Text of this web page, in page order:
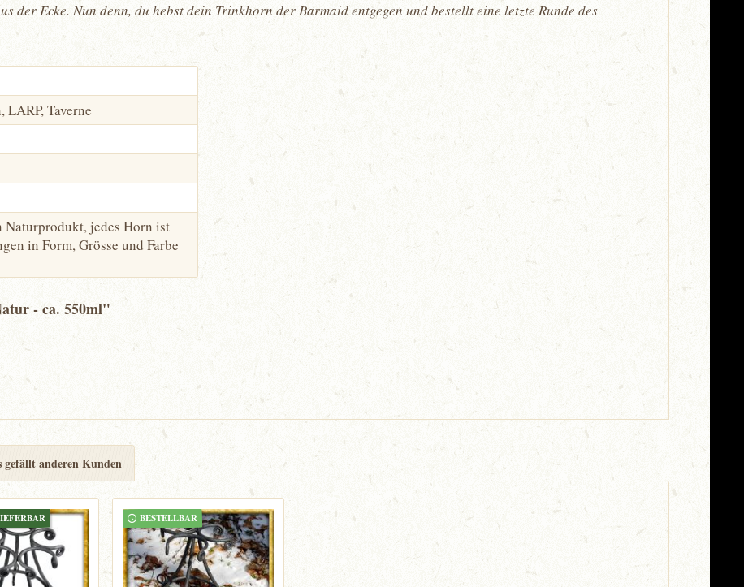
der Ecke. Nun denn, du hebst dein Trinkhorn der Barmaid entgegen und bestellt eine letzte Runde des
LARP, Taverne
Naturprodukt, jedes Horn ist
in Form, Grösse und Farbe
- ca. 550ml"
gefällt anderen Kunden
BESTELLBAR